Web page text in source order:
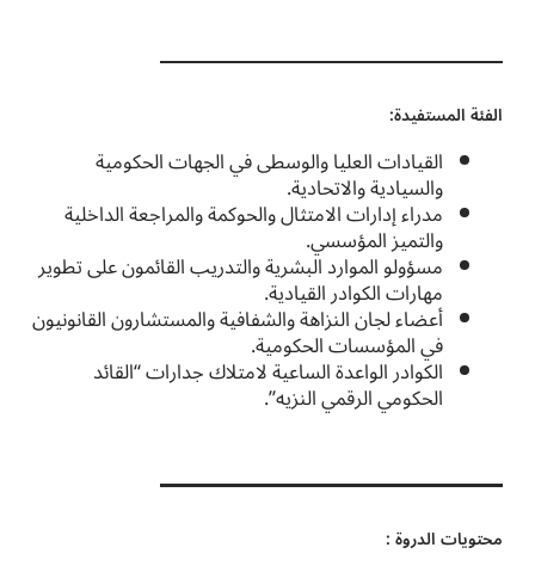
الفئة المستفيدة:
القيادات العليا والوسطى في الجهات الحكومية
والسيادية والاتحادية.
مدراء إدارات الامتثال والحوكمة والمراجعة الداخلية
والتميز المؤسسي.
مسؤولو الموارد البشرية والتدريب القائمون على تطوير
مهارات الكوادر القيادية.
أعضاء لجان النزاهة والشفافية والمستشارون القانونيون
في المؤسسات الحكومية.
الكوادر الواعدة الساعية لامتلاك جدارات “القائد
الحكومي الرقمي النزيه”.
محتويات الدروة :